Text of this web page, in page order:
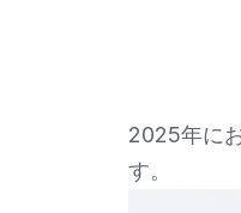
2025年に
す。